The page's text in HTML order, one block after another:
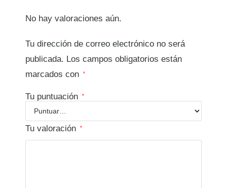
No hay valoraciones aún.
Tu dirección de correo electrónico no será
publicada. Los campos obligatorios están
marcados con
*
Tu puntuación *
Tu valoración *